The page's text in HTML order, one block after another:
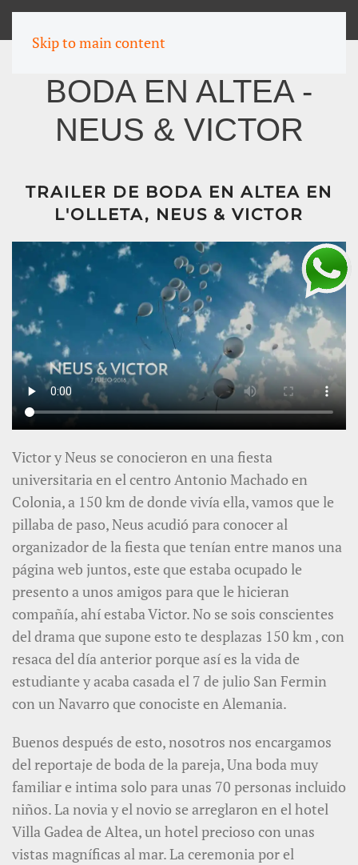
Skip to main content
BODA EN ALTEA -
NEUS & VICTOR
TRAILER DE BODA EN ALTEA EN
L'OLLETA, NEUS & VICTOR
Victor y Neus se conocieron en una fiesta
universitaria en el centro Antonio Machado en
Colonia, a 150 km de donde vivía ella, vamos que le
pillaba de paso, Neus acudió para conocer al
organizador de la fiesta que tenían entre manos una
página web juntos, este que estaba ocupado le
presento a unos amigos para que le hicieran
compañía, ahí estaba Victor. No se sois conscientes
del drama que supone esto te desplazas 150 km , con
resaca del día anterior porque así es la vida de
estudiante y acaba casada el 7 de julio San Fermin
con un Navarro que conociste en Alemania.
Buenos después de esto, nosotros nos encargamos
del reportaje de boda de la pareja, Una boda muy
familiar e intima solo para unas 70 personas incluido
niños. La novia y el novio se arreglaron en el hotel
Villa Gadea de Altea, un hotel precioso con unas
vistas magníficas al mar. La ceremonia por el